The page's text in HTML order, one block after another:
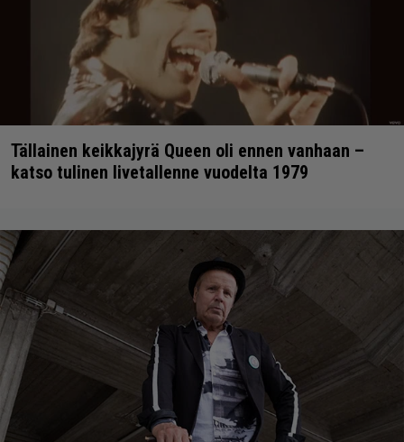
Tällainen keikkajyrä Queen oli ennen vanhaan –
katso tulinen livetallenne vuodelta 1979